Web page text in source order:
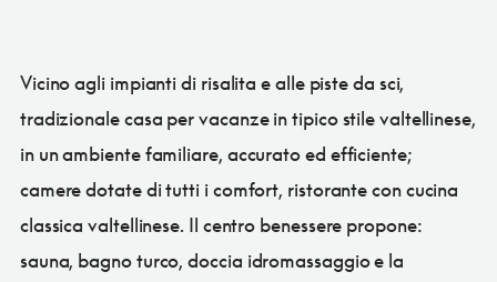
Vicino agli impianti di risalita e alle piste da sci,
tradizionale casa per vacanze in tipico stile valtellinese,
in un ambiente familiare, accurato ed efficiente;
camere dotate di tutti i comfort, ristorante con cucina
classica valtellinese. Il centro benessere propone:
sauna, bagno turco, doccia idromassaggio e la